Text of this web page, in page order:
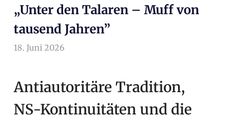
springen
„Unter den Talaren – Muff von
tausend Jahren”
18. Juni 2026
Antiautoritäre Tradition,
NS-Kontinuitäten und die